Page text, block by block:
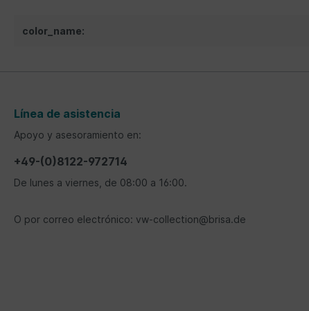
color_name:
Línea de asistencia
Apoyo y asesoramiento en:
+49-(0)8122-972714
De lunes a viernes, de 08:00 a 16:00.
O por correo electrónico: vw-collection@brisa.de